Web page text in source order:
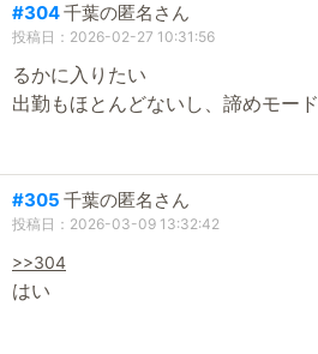
#304千葉の匿名さん
投稿日：2026-02-27 10:31:56
るかに入りたい
出勤もほとんどないし、諦めモード
#305 千葉の匿名さん
投稿日：2026-03-09 13:32:42
>>304
はい